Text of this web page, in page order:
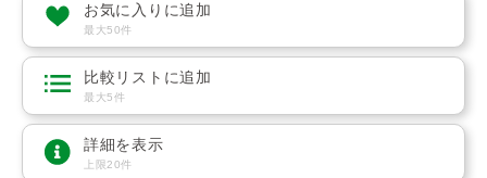
お気に入りに追加
最大50件
比較リストに追加
最大5件
詳細を表示
上限20件